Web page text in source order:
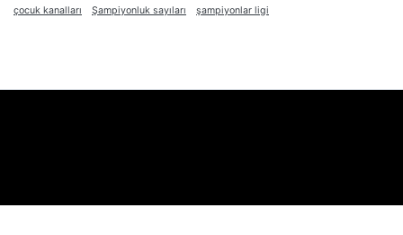
çocuk kanalları
Şampiyonluk sayıları şampiyonlar ligi